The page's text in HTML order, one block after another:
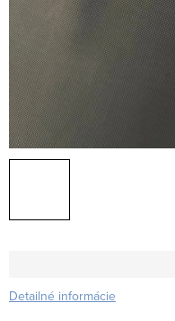
Detailné informácie